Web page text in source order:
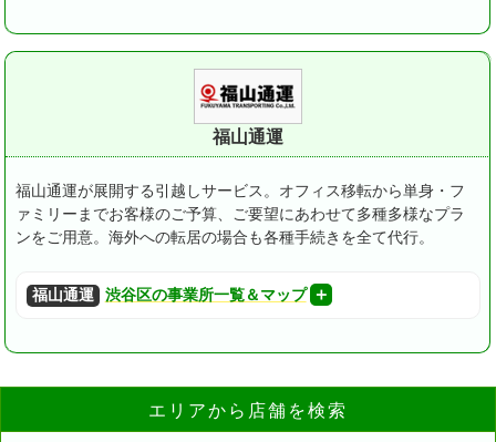
福山通運
福山通運が展開する引越しサービス。オフィス移転から単身・フ
ァミリーまでお客様のご予算、ご要望にあわせて多種多様なプラ
ンをご用意。海外への転居の場合も各種手続きを全て代行。
福山通運 渋谷区の事業所一覧＆マップ
エリアから店舗を検索